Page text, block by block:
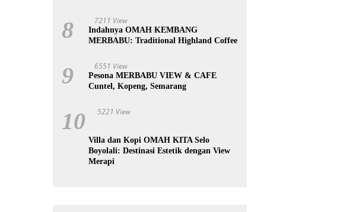
8 7211 View
Indahnya OMAH KEMBANG
MERBABU: Traditional Highland Coffee
9 6551 View
Pesona MERBABU VIEW & CAFE
Cuntel, Kopeng, Semarang
10 5221 View
Villa dan Kopi OMAH KITA Selo
Boyolali: Destinasi Estetik dengan View
Merapi